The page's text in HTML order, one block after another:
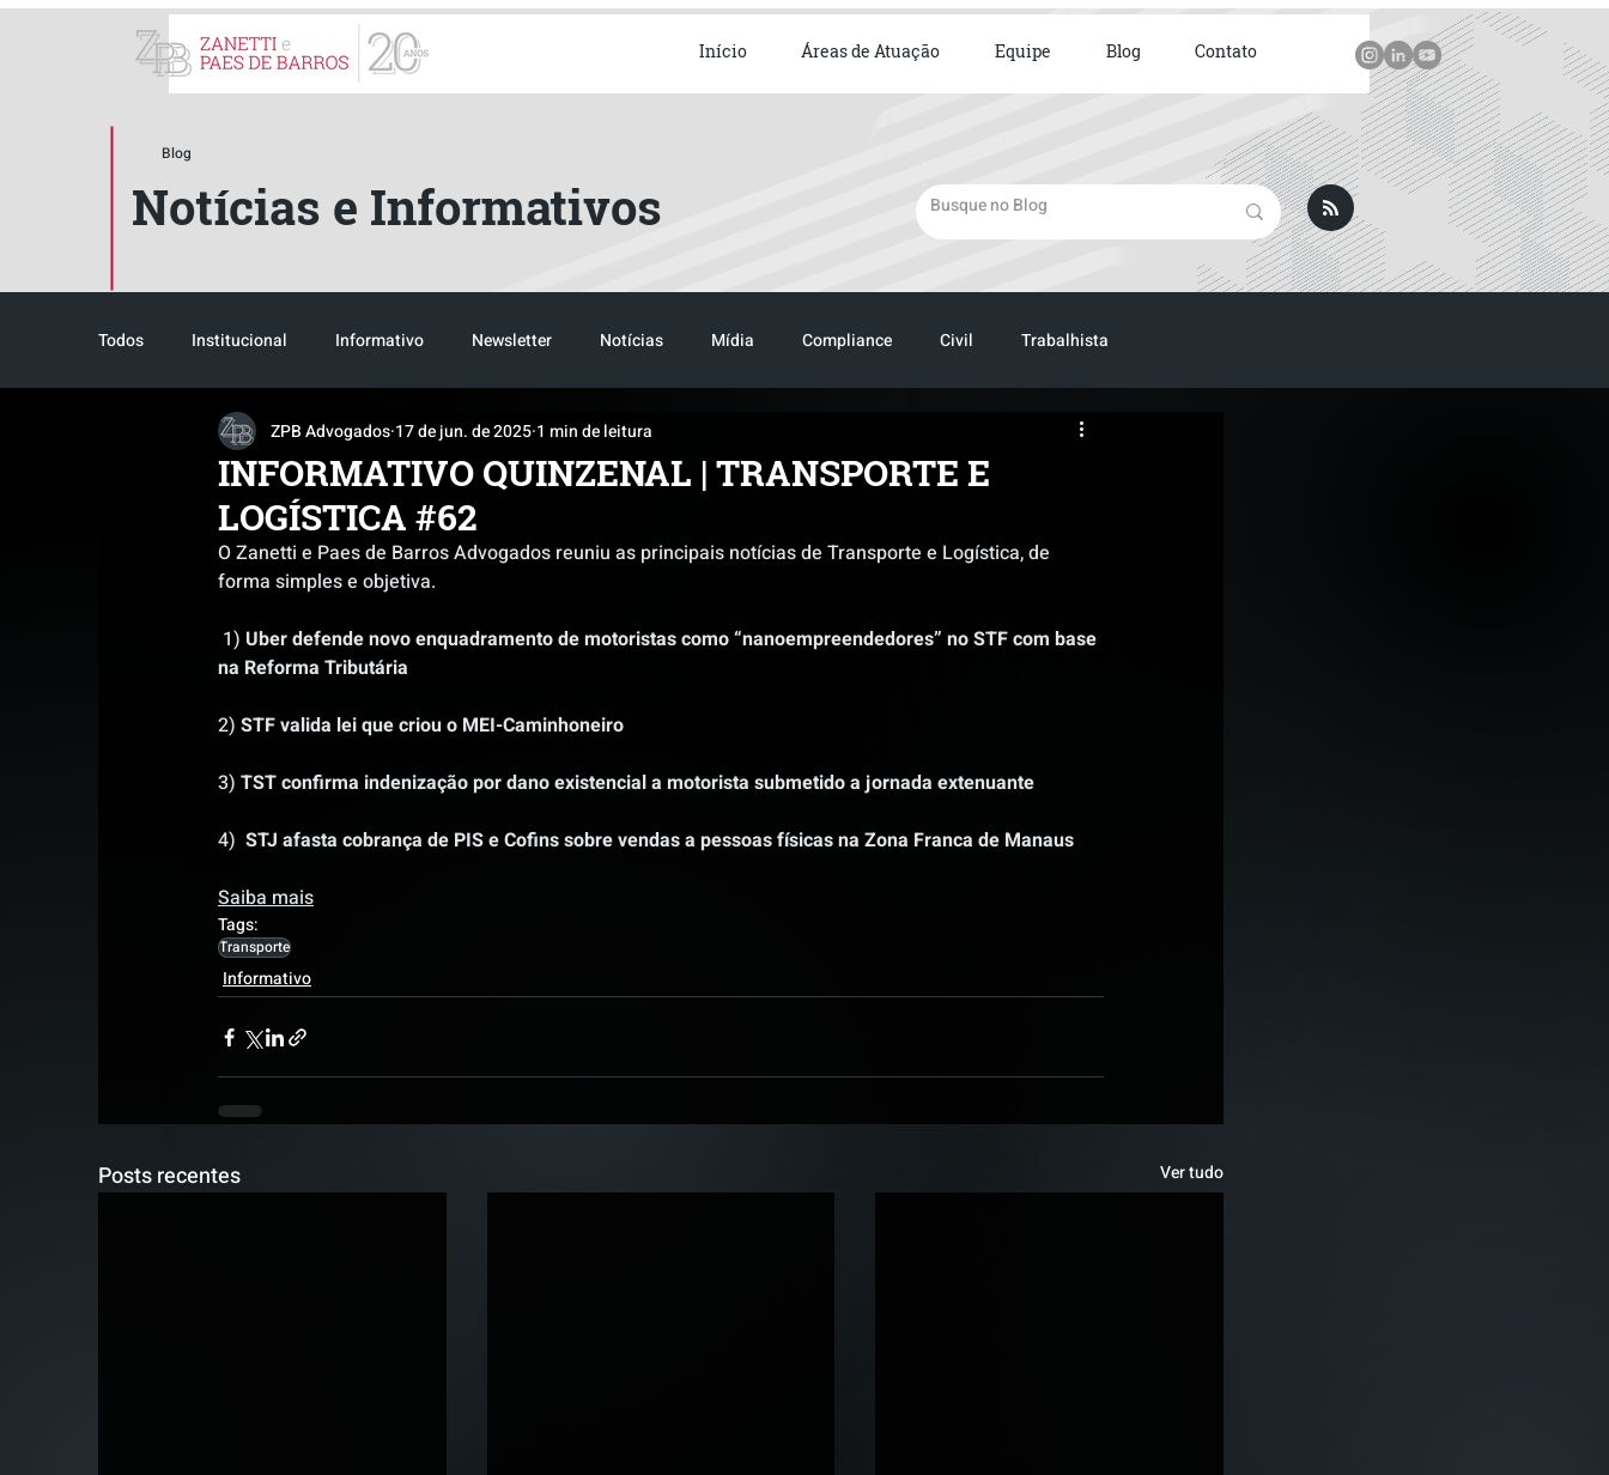
Início Áreas de Atuação Equipe Blog Contato
Blog
Notícias e Informativos
Todos Institucional Informativo Newsletter Notícias Mídia Compliance Civil Trabalhista
Reconhecimento Tributário Pós-evento TRANSPORTE LOGISTICA
INFORMATIVO QUINZENAL | TRANSPORTE E
LOGÍSTICA #62
ZPB Advogados 17 de jun. de 2025 1 min de leitura
O Zanetti e Paes de Barros Advogados reuniu as principais notícias de Transporte e Logística, de
forma simples e objetiva.
1) Uber defende novo enquadramento de motoristas como “nanoempreendedores” no STF com base
na Reforma Tributária
2) STF valida lei que criou o MEI-Caminhoneiro
3) TST confirma indenização por dano existencial a motorista submetido a jornada extenuante
4) STJ afasta cobrança de PIS e Cofins sobre vendas a pessoas físicas na Zona Franca de Manaus
Saiba mais
Tags:
Transporte
Informativo
Posts recentes Ver tudo